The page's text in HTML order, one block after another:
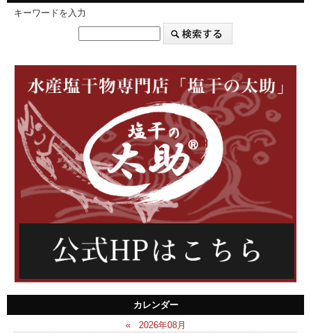
キーワードを入力
カレンダー
«
2026年08月